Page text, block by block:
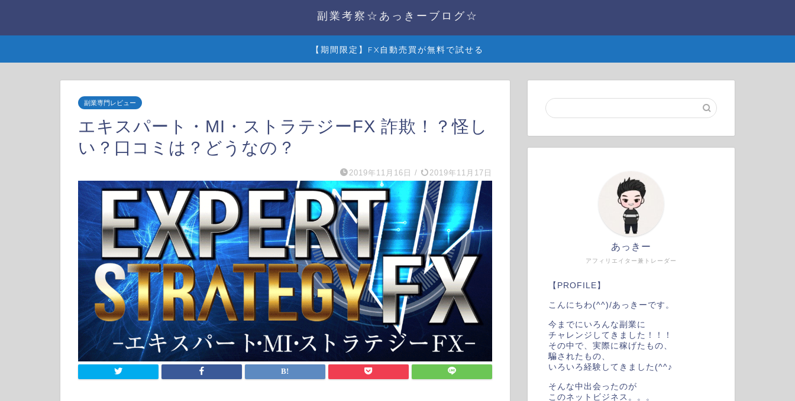
副業考察☆あっきーブログ☆
【期間限定】FX自動売買が無料で試せる
副業専門レビュー
エキスパート・MI・ストラテジーFX 詐欺！？怪し
い？口コミは？どうなの？
2019年11月16日 / 2019年11月17日
アフィリエイター兼トレーダー
あっきー
【PROFILE】
こんにちわ(^^)/あっきーです。
今までにいろんな副業に
チャレンジしてきました！！！
その中で、実際に稼げたもの、
騙されたもの、
いろいろ経験してきました(^^♪
そんな中出会ったのが
このネットビジネス。。。